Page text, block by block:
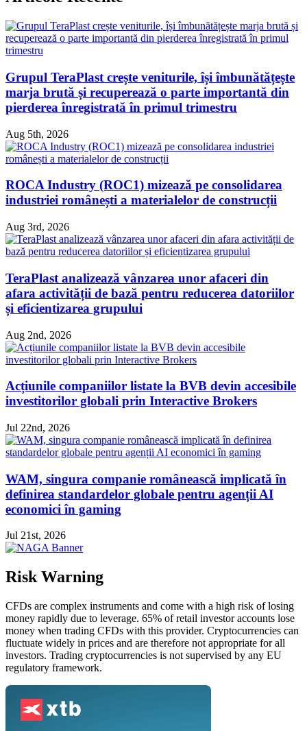
Grupul TeraPlast crește veniturile, își îmbunătățește
marja brută și recuperează o parte importantă din
pierderea înregistrată în primul trimestru
Aug 5th, 2026
ROCA Industry (ROC1) mizează pe consolidarea
industriei românești a materialelor de construcții
Aug 3rd, 2026
TeraPlast analizează vânzarea unor afaceri din
afara activității de bază pentru reducerea datoriilor
și eficientizarea grupului
Aug 2nd, 2026
Acțiunile companiilor listate la BVB devin accesibile
investitorilor globali prin Interactive Brokers
Jul 22nd, 2026
WAM, singura companie românească implicată în
definirea standardelor globale pentru agenții AI
economici în gaming
Jul 21st, 2026
Risk Warning
CFDs are complex instruments and come with a high risk of losing
money rapidly due to leverage. 65% of retail investor accounts lose
money when trading CFDs with this provider. Cryptocurrencies can
fluctuate widely in prices and are therefore not appropriate for all
investors. Trading cryptocurrencies is not supervised by any EU
regulatory framework.